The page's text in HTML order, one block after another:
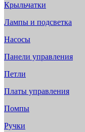
Крыльчатки
Лампы и подсветка
Насосы
Панели управления
Петли
Платы управления
Помпы
Ручки